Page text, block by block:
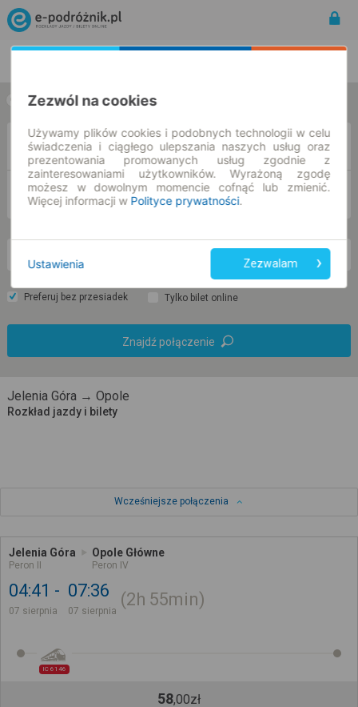
w jedną stronę w obie strony
DO
pt. 7 sie.
Preferuj bez przesiadek Tylko bilet online
Znajdź połączenie
Jelenia Góra → Opole
Rozkład jazdy i bilety
Wcześniejsze połączenia
Jelenia Góra
Peron II
Opole Główne
Peron IV
04:41
07 sierpnia
07:36
07 sierpnia
2h 55min
IC 6146
58,00zł
Zezwól na cookies
Używamy plików cookies i podobnych technologii w celu
świadczenia i ciągłego ulepszania naszych usług oraz
prezentowania promowanych usług zgodnie z
zainteresowaniami użytkowników. Wyrażoną zgodę
możesz w dowolnym momencie cofnąć lub zmienić.
Więcej informacji w Polityce prywatności.
Ustawienia Zezwalam